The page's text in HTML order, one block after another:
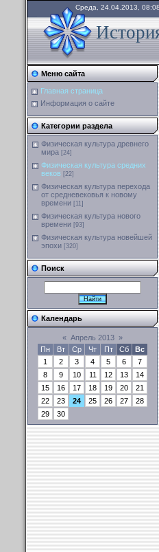
Среда, 24.04.2013, 08:08
Меню сайта
Главная страница
Информация о сайте
Категории раздела
Физическая культура древнего
мира [24]
Физическая культура средних
веков [22]
Физическая культура перехода
от средневековья к новому
времени [11]
Физическая культура нового
времени [93]
Физическая культура новейшей
эпохи [320]
Поиск
Календарь
« Апрель 2013 »
Пн
Вт Ср Чт Пт Сб
Вс
1
2 3 4 5 6
7
8
9 10 11 12 13
14
15
16 17 18 19 20
21
22
23 24 25 26 27
28
29
30